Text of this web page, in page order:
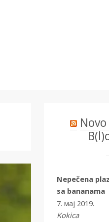
Nepečena
sa bananama
7. мај 2019.
Kokica